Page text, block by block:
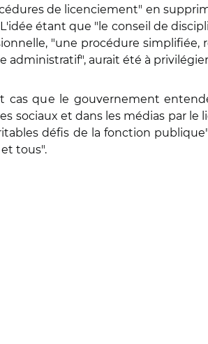
de licenciement" en
étant que "le conseil de
"une procédure
aurait été à
que le gouvernement
sociaux et dans les médias par
défis de la fonction
tous".